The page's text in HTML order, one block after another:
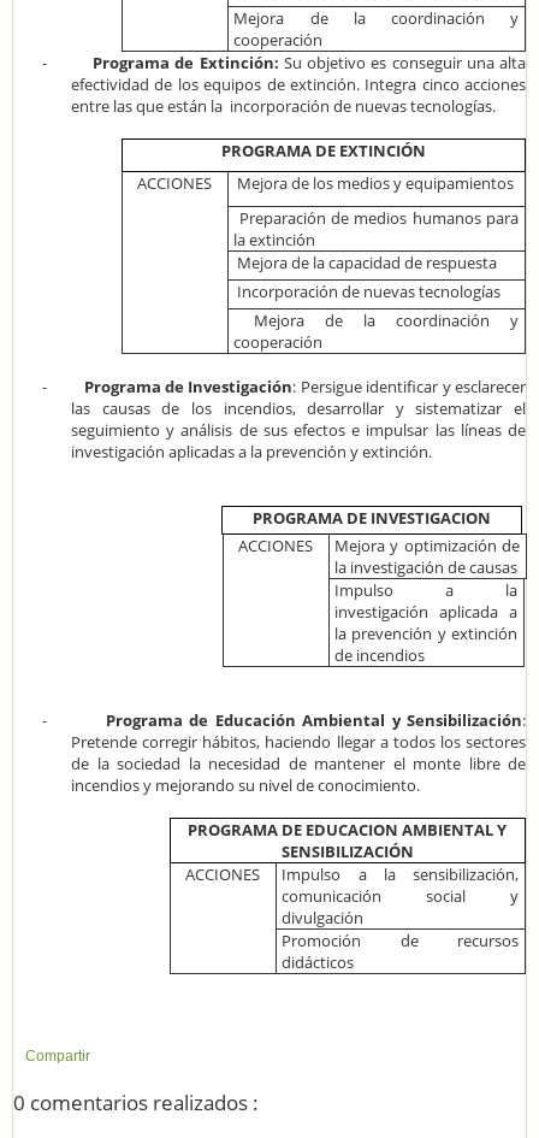
Mejora de la coordinación y
cooperación
-
Programa de Extinción: Su objetivo es conseguir una alta
efectividad de los equipos de extinción. Integra cinco acciones
entre las que están la incorporación de nuevas tecnologías.
PROGRAMA DE EXTINCIÓN
ACCIONES
Mejora de los medios y equipamientos
Preparación de medios humanos para
la extinción
Mejora de la capacidad de respuesta
Incorporación de nuevas tecnologías
Mejora de la coordinación y
cooperación
- Programa de Investigación: Persigue identificar y esclarecer
las causas de los incendios, desarrollar y sistematizar el
seguimiento y análisis de sus efectos e impulsar las líneas de
investigación aplicadas a la prevención y extinción.
PROGRAMA DE INVESTIGACION
ACCIONES
Mejora y optimización de
la investigación de causas
Impulso a la
investigación aplicada a
la prevención y extinción
de incendios
- Programa de Educación Ambiental y Sensibilización:
Pretende corregir hábitos, haciendo llegar a todos los sectores
de la sociedad la necesidad de mantener el monte libre de
incendios y mejorando su nivel de conocimiento.
PROGRAMA DE EDUCACION AMBIENTAL Y
SENSIBILIZACIÓN
ACCIONES
Impulso a la sensibilización,
comunicación social y
divulgación
Promoción de recursos
didácticos
Compartir
0 comentarios realizados :